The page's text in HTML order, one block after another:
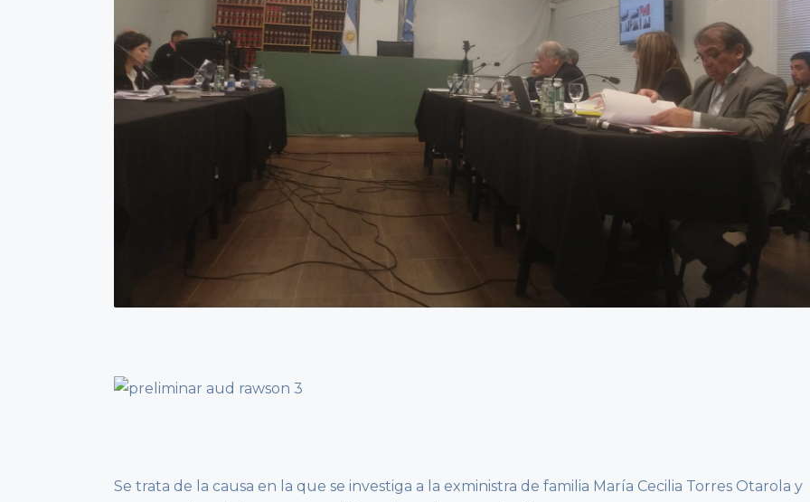
Se trata de la causa en la que se investiga a la exministra de familia María Cecilia Torres Otarola y